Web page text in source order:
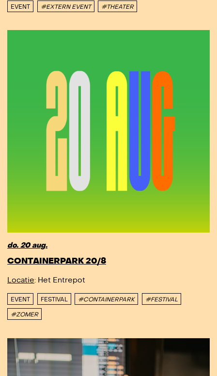
EVENT #EXTERN EVENT #THEATER
do. 20 aug.
CONTAINERPARK 20/8
Locatie: Het Entrepot
EVENT FESTIVAL #CONTAINERPARK #FESTIVAL
#ZOMER